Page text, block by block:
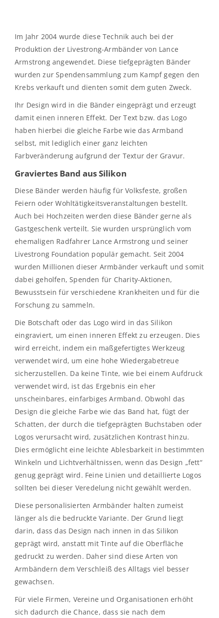
Im Jahr 2004 wurde diese Technik auch bei der
Produktion der Livestrong-Armbänder von Lance
Armstrong angewendet. Diese tiefgeprägten Bänder
wurden zur Spendensammlung zum Kampf gegen den
Krebs verkauft und dienten somit dem guten Zweck.
Ihr Design wird in die Bänder eingeprägt und erzeugt
damit einen inneren Effekt. Der Text bzw. das Logo
haben hierbei die gleiche Farbe wie das Armband
selbst, mit lediglich einer ganz leichten
Farbveränderung aufgrund der Textur der Gravur.
Graviertes Band aus Silikon
Diese Bänder werden häufig für Volksfeste, großen
Feiern oder Wohltätigkeitsveranstaltungen bestellt.
Auch bei Hochzeiten werden diese Bänder gerne als
Gastgeschenk verteilt. Sie wurden ursprünglich vom
ehemaligen Radfahrer Lance Armstrong und seiner
Livestrong Foundation populär gemacht. Seit 2004
wurden Millionen dieser Armbänder verkauft und somit
dabei geholfen, Spenden für Charity-Aktionen,
Bewusstsein für verschiedene Krankheiten und für die
Forschung zu sammeln.
Die Botschaft oder das Logo wird in das Silikon
eingraviert, um einen inneren Effekt zu erzeugen. Dies
wird erreicht, indem ein maßgefertigtes Werkzeug
verwendet wird, um eine hohe Wiedergabetreue
sicherzustellen. Da keine Tinte, wie bei einem Aufdruck
verwendet wird, ist das Ergebnis ein eher
unscheinbares, einfarbiges Armband. Obwohl das
Design die gleiche Farbe wie das Band hat, fügt der
Schatten, der durch die tiefgeprägten Buchstaben oder
Logos verursacht wird, zusätzlichen Kontrast hinzu.
Dies ermöglicht eine leichte Ablesbarkeit in bestimmten
Winkeln und Lichtverhältnissen, wenn das Design „fett“
genug geprägt wird. Feine Linien und detaillierte Logos
sollten bei dieser Veredelung nicht gewählt werden.
Diese personalisierten Armbänder halten zumeist
länger als die bedruckte Variante. Der Grund liegt
darin, dass das Design nach innen in das Silikon
geprägt wird, anstatt mit Tinte auf die Oberfläche
gedruckt zu werden. Daher sind diese Arten von
Armbändern dem Verschleiß des Alltags viel besser
gewachsen.
Für viele Firmen, Vereine und Organisationen erhöht
sich dadurch die Chance, dass sie nach dem